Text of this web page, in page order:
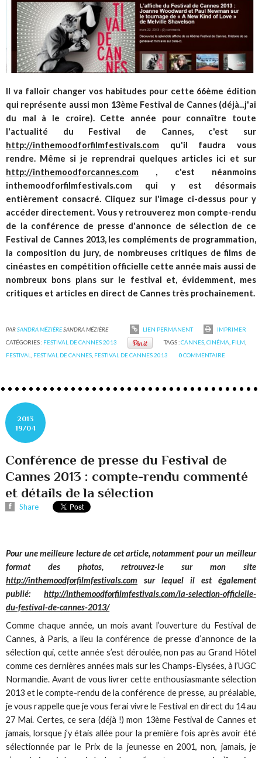
Il va falloir changer vos habitudes pour cette 66ème édition
qui représente aussi mon 13ème Festival de Cannes (déjà...j'ai
du mal à le croire). Cette année pour connaître toute
l'actualité du Festival de Cannes, c'est sur
http://inthemoodforfilmfestivals.com qu'il faudra vous
rendre. Même si je reprendrai quelques articles ici et sur
http://inthemoodforcannes.com , c'est néanmoins
inthemoodforfilmfestivals.com qui y est désormais
entièrement consacré. Cliquez sur l'image ci-dessus pour y
accéder directement. Vous y retrouverez mon compte-rendu
de la conférence de presse d'annonce de sélection de ce
Festival de Cannes 2013, les compléments de programmation,
la composition du jury, de nombreuses critiques de films de
cinéastes en compétition officielle cette année mais aussi de
nombreux bons plans sur le festival et, évidemment, mes
critiques et articles en direct de Cannes très prochainement.
PARSANDRA MÉZIÈRESANDRA MÉZIÈRE LIEN PERMANENT
IMPRIMER
CATÉGORIES : FESTIVAL DE CANNES 2013 TAGS :CANNES, CINÉMA FILM
FESTIVAL
FESTIVAL DE CANNES FESTIVAL DE CANNES 2013 0COMMENTAIRE
2013
19/04
Conférence de presse du Festival de
Cannes 2013 : compte-rendu commenté
et détails de la sélection
Share
Pour une meilleure lecture de cet article, notamment pour un meilleur
format des photos, retrouvez-le sur mon site
http://inthemoodforfilmfestivals.com sur lequel il est également
publié: http://inthemoodforfilmfestivals.com/la-selection-officielle-
du-festival-de-cannes-2013/
Comme chaque année, un mois avant l’ouverture du Festival de
Cannes, à Paris, a lieu la conférence de presse d’annonce de la
sélection qui, cette année s’est déroulée, non pas au Grand Hôtel
comme ces dernières années mais sur les Champs-Elysées, à l’UGC
Normandie. Avant de vous livrer cette enthousiasmante sélection
2013 et le compte-rendu de la conférence de presse, au préalable,
je vous rappelle que je vous ferai vivre le Festival en direct du 14 au
27 Mai. Certes, ce sera (déjà !) mon 13ème Festival de Cannes et
jamais, lorsque j’y étais allée pour la première fois après avoir été
sélectionnée par le Prix de la jeunesse en 2001, non, jamais, je